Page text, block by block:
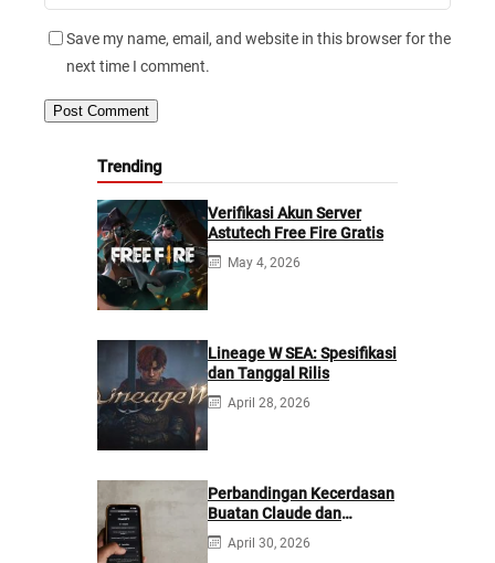
Save my name, email, and website in this browser for the
next time I comment.
Trending
Verifikasi Akun Server
Astutech Free Fire Gratis
May 4, 2026
Lineage W SEA: Spesifikasi
dan Tanggal Rilis
April 28, 2026
Perbandingan Kecerdasan
Buatan Claude dan
ChatGPT: Mana yang
Lebih Baik?
April 30, 2026